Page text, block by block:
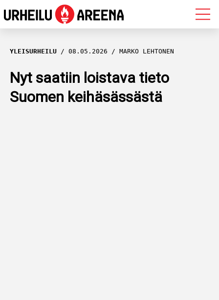
OLYMPIALAISET
MAASTOHIIHTO
AMPUMAHIIHTO
YLEISURHEILU 08.05.2026 MARKO LEHTONEN
Nyt saatiin loistava tieto
Suomen keihäsässästä